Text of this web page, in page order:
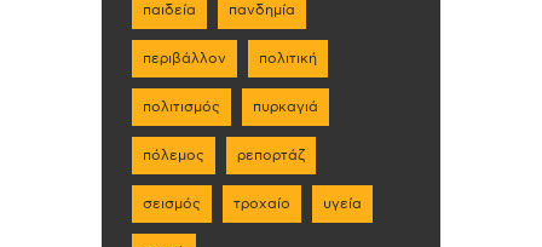
παιδεία πανδημία
περιβάλλον πολιτική
πολιτισμός πυρκαγιά
πόλεμος ρεπορτάζ
σεισμός τροχαίο υγεία